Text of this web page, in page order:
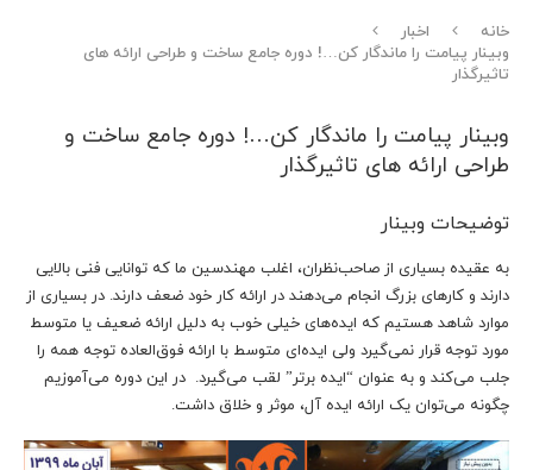
خانه
اخبار
وبینار پیامت را ماندگار کن…! دوره جامع ساخت و طراحی ارائه های
تاثیرگذار
وبینار پیامت را ماندگار کن…! دوره جامع ساخت و
طراحی ارائه های تاثیرگذار
توضیحات وبینار
به عقیده بسیاری از صاحب‌نظران، اغلب مهندسین ما که توانایی فنی بالایی
دارند و کارهای بزرگ انجام می‌دهند در ارائه کار خود ضعف دارند. در بسیاری از
موارد شاهد هستیم که ایده‌های خیلی خوب به دلیل ارائه ضعیف یا متوسط
مورد توجه قرار نمی‌گیرد ولی ایده‌ای متوسط با ارائه فوق‌العاده توجه همه را
جلب می‌کند و به عنوان “ایده برتر” لقب می‌گیرد. در این دوره می‌آموزیم
چگونه می‌توان یک ارائه ایده آل، موثر و خلاق داشت.